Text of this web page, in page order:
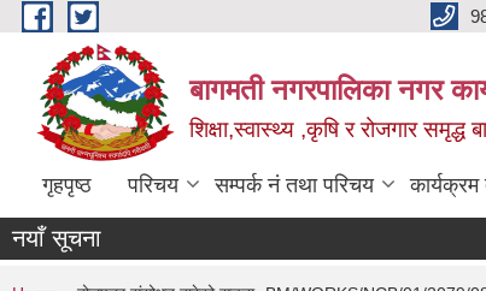
Skip to main content
बागमती नगरपालिका नगर
शिक्षा,स्वास्थ्य ,कृषि र रोजगार समृद्ध
गृहपृष्ठ परिचय सम्पर्क नं तथा परिचय कार्यक्रम
नयाँ सूचना